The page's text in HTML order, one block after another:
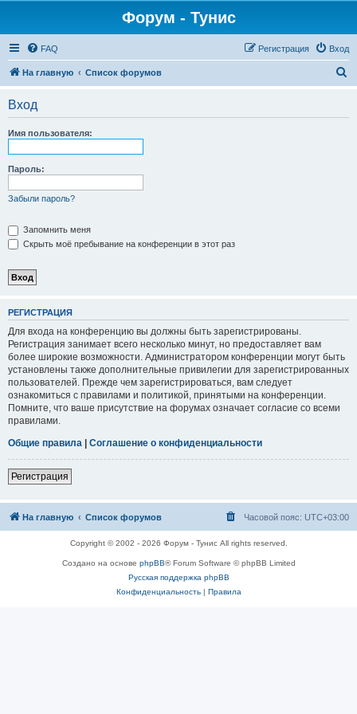
Форум - Тунис
FAQ Вход
Регистрация
На главную Список форумов
Вход
Имя пользователя:
Пароль:
Забыли пароль?
Запомнить меня
Скрыть моё пребывание на конференции в этот раз
РЕГИСТРАЦИЯ
Для входа на конференцию вы должны быть зарегистрированы.
Регистрация занимает всего несколько минут, но предоставляет вам
более широкие возможности. Администратором конференции могут быть
установлены также дополнительные привилегии для зарегистрированных
пользователей. Прежде чем зарегистрироваться, вам следует
ознакомиться с правилами и политикой, принятыми на конференции.
Помните, что ваше присутствие на форумах означает согласие со всеми
правилами.
Общие правила | Соглашение о конфиденциальности
Регистрация
На главную Список форумов Часовой пояс: UTC+03:00
Copyright © 2002 - 2026 Форум - Тунис All rights reserved.
Создано на основе phpBB® Forum Software © phpBB Limited
Русская поддержка phpBB
Конфиденциальность| Правила